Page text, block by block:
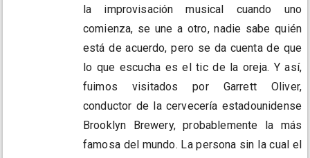
la improvisación musical cuando uno
comienza, se une a otro, nadie sabe quién
está de acuerdo, pero se da cuenta de que
lo que escucha es el tic de la oreja. Y así,
fuimos visitados por Garrett Oliver,
conductor de la cervecería estadounidense
Brooklyn Brewery, probablemente la más
famosa del mundo. La persona sin la cual el